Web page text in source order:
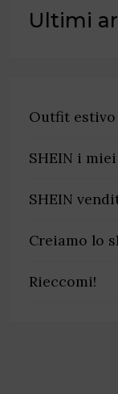
Ultimi
Outfit
SHEIN i
SHEIN
Creiamo lo
Rieccomi!